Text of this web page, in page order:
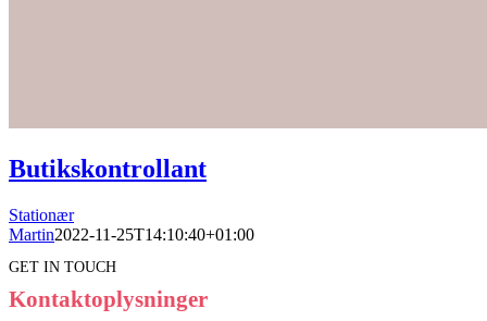
Butikskontrollant
Stationær
Martin2022-11-25T14:10:40+01:00
GET IN TOUCH
Kontaktoplysninger